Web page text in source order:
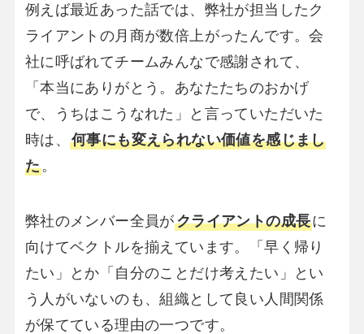
例えば最近あった話では、弊社が担当したク
ライアントの月商が数倍上がったんです。会
社に呼ばれてチームみんなで感謝されて、
「本当にありがとう。あなたたちのおかげ
で、うちはこうなれた」と言っていただいた
時は、何事にも変えられない価値を感じまし
た。
弊社のメンバー全員がクライアントの成長に
向けてベクトルを揃えています。「早く帰り
たい」とか「自分のことだけ考えたい」とい
う人がいないのも、組織として良い人間関係
が保てている理由の一つです。